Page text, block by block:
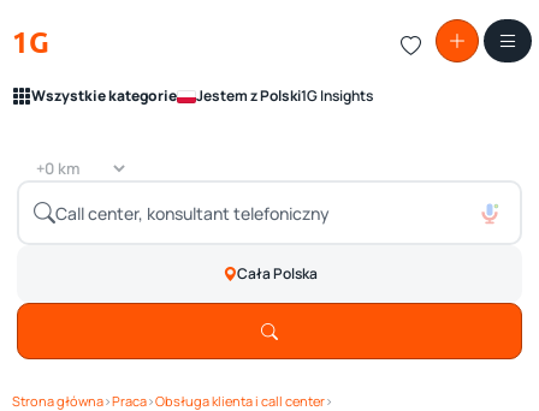
1G
Wszystkie kategorie Jestem z Polski1G Insights
Cała Polska
Strona główna›Praca›Obsługa klienta i call center›